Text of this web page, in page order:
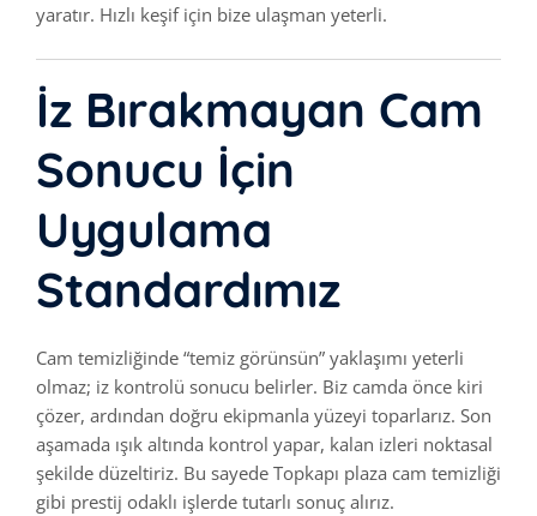
yaratır. Hızlı keşif için bize ulaşman yeterli.
İz Bırakmayan Cam
Sonucu İçin
Uygulama
Standardımız
Cam temizliğinde “temiz görünsün” yaklaşımı yeterli
olmaz; iz kontrolü sonucu belirler. Biz camda önce kiri
çözer, ardından doğru ekipmanla yüzeyi toparlarız. Son
aşamada ışık altında kontrol yapar, kalan izleri noktasal
şekilde düzeltiriz. Bu sayede Topkapı plaza cam temizliği
gibi prestij odaklı işlerde tutarlı sonuç alırız.